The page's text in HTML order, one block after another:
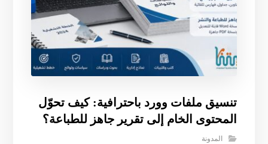
تنسيق ملفات وورد باحترافية: كيف تحوّل
المحتوى الخام إلى تقرير جاهز للطباعة؟
المدونة